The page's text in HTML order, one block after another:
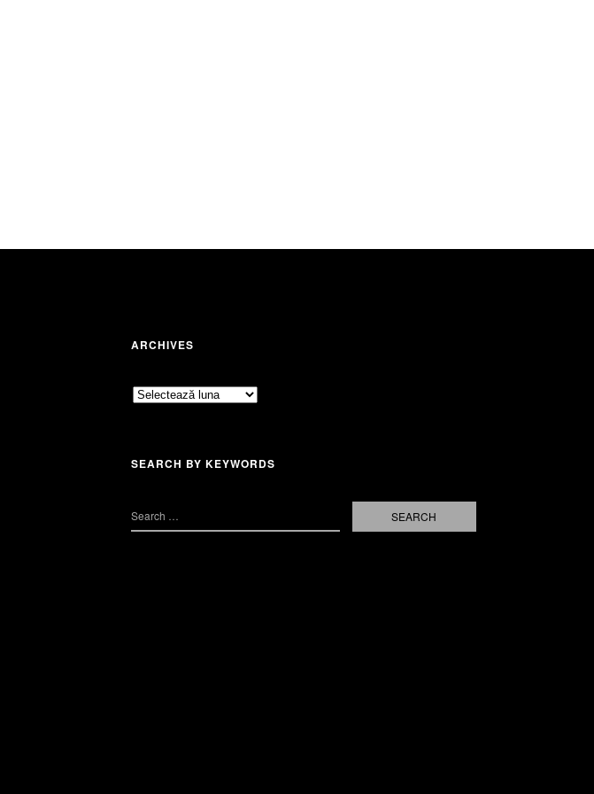
ARCHIVES
Archives
SEARCH BY KEYWORDS